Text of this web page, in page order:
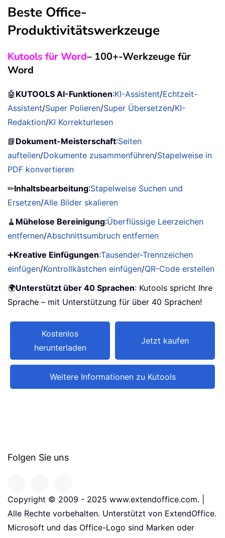
Beste Office-
Produktivitätswerkzeuge
Kutools für Word– 100+-Werkzeuge für
Word
🤖 KUTOOLS AI-Funktionen:KI-Assistent/Echtzeit-
Assistent/Super Polieren/Super Übersetzen/KI-
Redaktion/KI Korrekturlesen
📘 Dokument-Meisterschaft:Seiten
aufteilen/Dokumente zusammenführen/Stapelweise in
PDF konvertieren
✏Inhaltsbearbeitung:Stapelweise Suchen und
Ersetzen/Alle Bilder skalieren
🧹 Mühelose Bereinigung:Überflüssige Leerzeichen
entfernen/Abschnittsumbruch entfernen
➕Kreative Einfügungen:Tausender-Trennzeichen
einfügen/Kontrollkästchen einfügen/QR-Code erstellen
🌍Unterstützt über 40 Sprachen: Kutools spricht Ihre
Sprache – mit Unterstützung für über 40 Sprachen!
Kostenlos
herunterladen
Jetzt kaufen
Weitere Informationen zu Kutools
Folgen Sie uns
Copyright © 2009 - 2025 www.extendoffice.com. |
Alle Rechte vorbehalten. Unterstützt von ExtendOffice.
Microsoft und das Office-Logo sind Marken oder